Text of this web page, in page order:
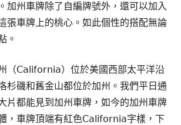
加州車牌除了自編牌號外，還可以加入
張車牌上的桃心。如此個性的搭配無論
。
California）位於美國西部太平洋沿
杉磯和舊金山都位於加州。我們平日通
片都能見到加州車牌，如今的加州車牌
，車牌頂端有紅色California字樣，下